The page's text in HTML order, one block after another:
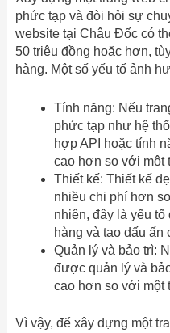
phức tạp và đòi hỏi sự
website tại Châu Đốc có
50 triệu đồng hoặc hơn,
hàng. Một số yếu tố ảnh
Tính năng: Nếu
phức tạp như hệ
hợp API hoặc tính
cao hơn so với một
Thiết kế: Thiết kế
nhiều chi phí hơn
nhiên, đây là yếu tố
hàng và tạo dấu
Quản lý và bảo trì:
được quản lý và
cao hơn so với một
Vì vậy, để xây dựng một